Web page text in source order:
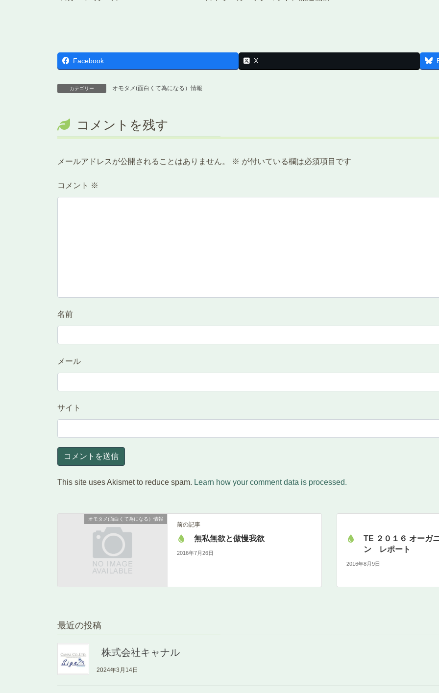
Facebook X
カテゴリー オモタメ(面白くて為になる）情報
コメントを残す
メールアドレスが公開されることはありません。 ※ が付いている欄は必須項目です
コメント ※
名前
メール
サイト
This site uses Akismet to reduce spam. Learn how your comment data is processed.
オモタメ(面白くて為になる）情報
前の記事
無私無欲と傲慢我欲
2016年7月26日
TE ２０１６ オーガ
ン レポート
2016年8月9日
最近の投稿
株式会社キャナル
2024年3月14日